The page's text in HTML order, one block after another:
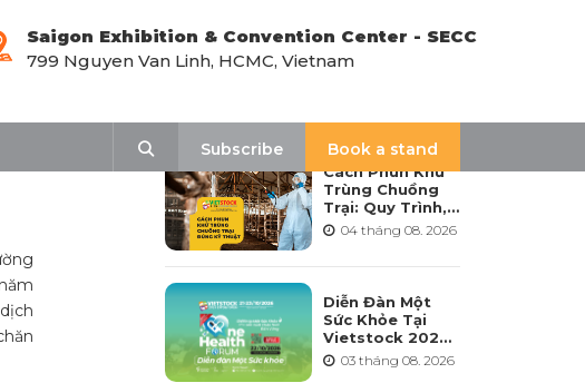
Saigon Exhibition & Convention Center - SECC
799 Nguyen Van Linh, HCMC, Vietnam
Subscribe
Book a stand
Cách Phun Khử
Trùng Chuồng
Trại: Quy Trình,
Tần Suất Và Lưu
Ý Khi Sử Dụng
04 tháng 08. 2026
Diễn Đàn Một
Sức Khỏe Tại
Vietstock 2026:
Hướng Tới Phát
Triển Ngành
03 tháng 08. 2026